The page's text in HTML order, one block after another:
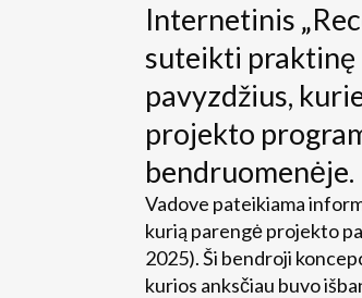
Internetinis
suteikti praktinę
pavyzdžius,
projekto
bendruomenėje.
Vadove pateikiama
kurią parengė projekto
2025). Ši bendroji
kurios anksčiau buvo